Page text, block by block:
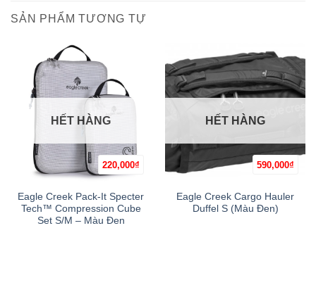
SẢN PHẨM TƯƠNG TỰ
220,000₫
HẾT HÀNG
Eagle Creek Pack-It Specter
Tech™ Compression Cube
Set S/M – Màu Đen
590,000₫
HẾT HÀNG
Eagle Creek Cargo Hauler
Duffel S (Màu Đen)